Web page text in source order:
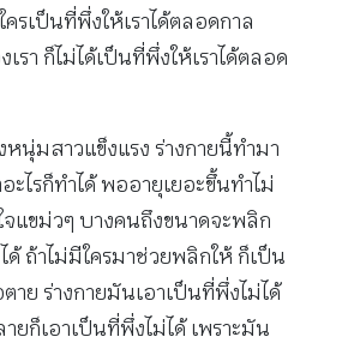
ครเป็นที่พึ่งให้เราได้ตลอดกาล
เรา ก็ไม่ได้เป็นที่พึ่งให้เราได้ตลอด
หนุ่มสาวแข็งแรง ร่างกายนี้ทำมา
ะไรก็ทำได้ พออายุเยอะขึ้นทำไม่
แขม่วๆ บางคนถึงขนาดจะพลิก
ด้ ถ้าไม่มีใครมาช่วยพลิกให้ ก็เป็น
าย ร่างกายมันเอาเป็นที่พึ่งไม่ได้
ยก็เอาเป็นที่พึ่งไม่ได้ เพราะมัน